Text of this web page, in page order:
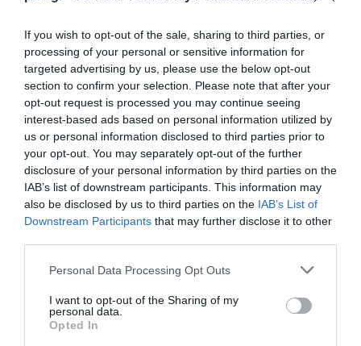
If you wish to opt-out of the sale, sharing to third parties, or
processing of your personal or sensitive information for
targeted advertising by us, please use the below opt-out
section to confirm your selection. Please note that after your
opt-out request is processed you may continue seeing
interest-based ads based on personal information utilized by
us or personal information disclosed to third parties prior to
your opt-out. You may separately opt-out of the further
disclosure of your personal information by third parties on the
IAB’s list of downstream participants. This information may
also be disclosed by us to third parties on the IAB’s List of
Downstream Participants that may further disclose it to other
Please note that this website/app uses one or more Google
not limited to your visit or usage behaviour. You may click to
grant or deny consent to Google and its third-party tags to
use your data for below specified purposes in below Google
Personal Data Processing Opt Outs
I want to opt-out of the Sharing of my
personal data.
Opted In
από υπέροχη ενέργεια του Μπρέγκου. Στο 64′ ο
Σώκος είχε άλλη μια καλή στιγμή, αλλά δεν μπόρεσε
να κερδίσει τον αντίπαλο τερματοφύλακα. Πέντε
λεπτά αργότερα, ο Παναθηναϊκός έγραψε το
εντυπωσιακό 0-3 με ωραίο σουτ του Φικάι. Παρά
την αντίδραση του Άρη που μείωσε σε 3-2, οι
Πράσινοι διατήρησαν μέχρι τέλους το σκορ της
νίκης.
Άρης: Καράι, Δουπάτσης, Πασχαλίδης, Κούλα,
Γεωργίου, Σεβαστίδης, Βέργας, Μαμαντού,
Καραμανλής, Μεμέτογλου, Χαρούπας
Παναθηναϊκός